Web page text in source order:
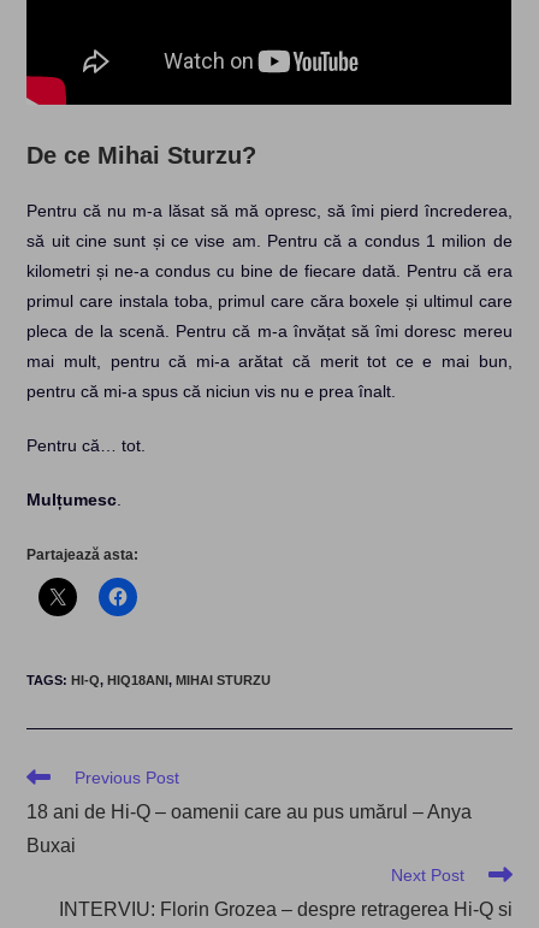
De ce Mihai Sturzu?
Pentru că nu m-a lăsat să mă opresc, să îmi pierd încrederea,
să uit cine sunt și ce vise am. Pentru că a condus 1 milion de
kilometri și ne-a condus cu bine de fiecare dată. Pentru că era
primul care instala toba, primul care căra boxele și ultimul care
pleca de la scenă. Pentru că m-a învățat să îmi doresc mereu
mai mult, pentru că mi-a arătat că merit tot ce e mai bun,
pentru că mi-a spus că niciun vis nu e prea înalt.
Pentru că… tot.
Mulțumesc
Partajează asta:
TAGS:HI-Q, HIQ18ANI, MIHAI STURZU
Read
articles
Previous Post
18 ani de Hi-Q – oamenii care au pus umărul – Anya
Buxai
Next Post
INTERVIU: Florin Grozea – despre retragerea Hi-Q si